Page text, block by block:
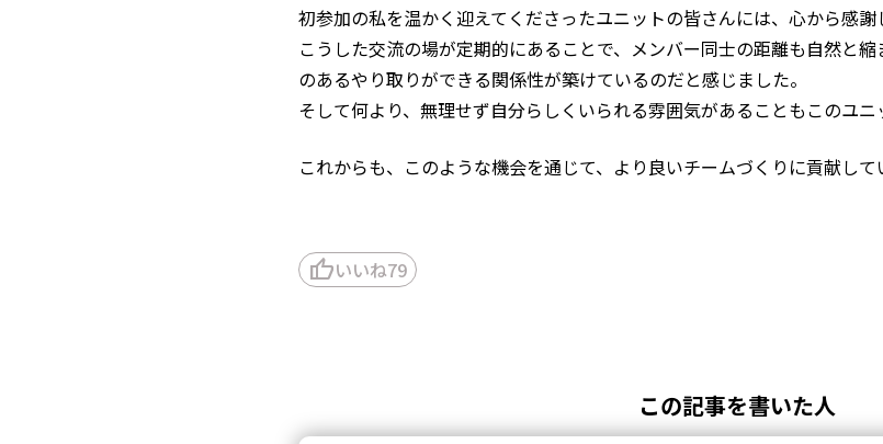
初参加の私を温かく迎えてくださったユニットの皆さんには、心から感謝
こうした交流の場が定期的にあることで、メンバー同士の距離も自然と
のあるやり取りができる関係性が築けているのだと感じました。
そして何より、無理せず自分らしくいられる雰囲気があることもこのユニ
これからも、このような機会を通じて、より良いチームづくりに貢献して
thumb_upいいね79
この記事を書いた人